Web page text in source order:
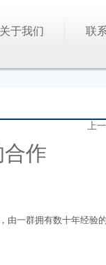
关于我们 联
上
作
由一群拥有数十年经验